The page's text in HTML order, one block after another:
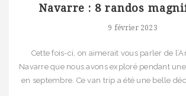
Navarre : 8 randos
9 février 2023
Cette fois-ci, on aimerait vous parler de
Navarre que nous avons exploré pendant
en septembre. Ce van trip a été une belle